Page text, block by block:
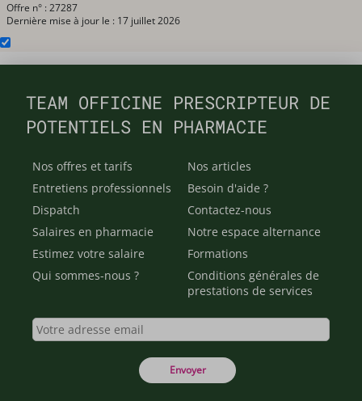
Offre n° : 27287
Dernière mise à jour le : 17 juillet 2026
TEAM OFFICINE PRESCRIPTEUR DE
POTENTIELS EN PHARMACIE
Nos offres et tarifs
Entretiens professionnels
Dispatch
Salaires en pharmacie
Estimez votre salaire
Qui sommes-nous ?
Nos articles
Besoin d'aide ?
Contactez-nous
Notre espace alternance
Formations
Conditions générales de
prestations de services
Envoyer